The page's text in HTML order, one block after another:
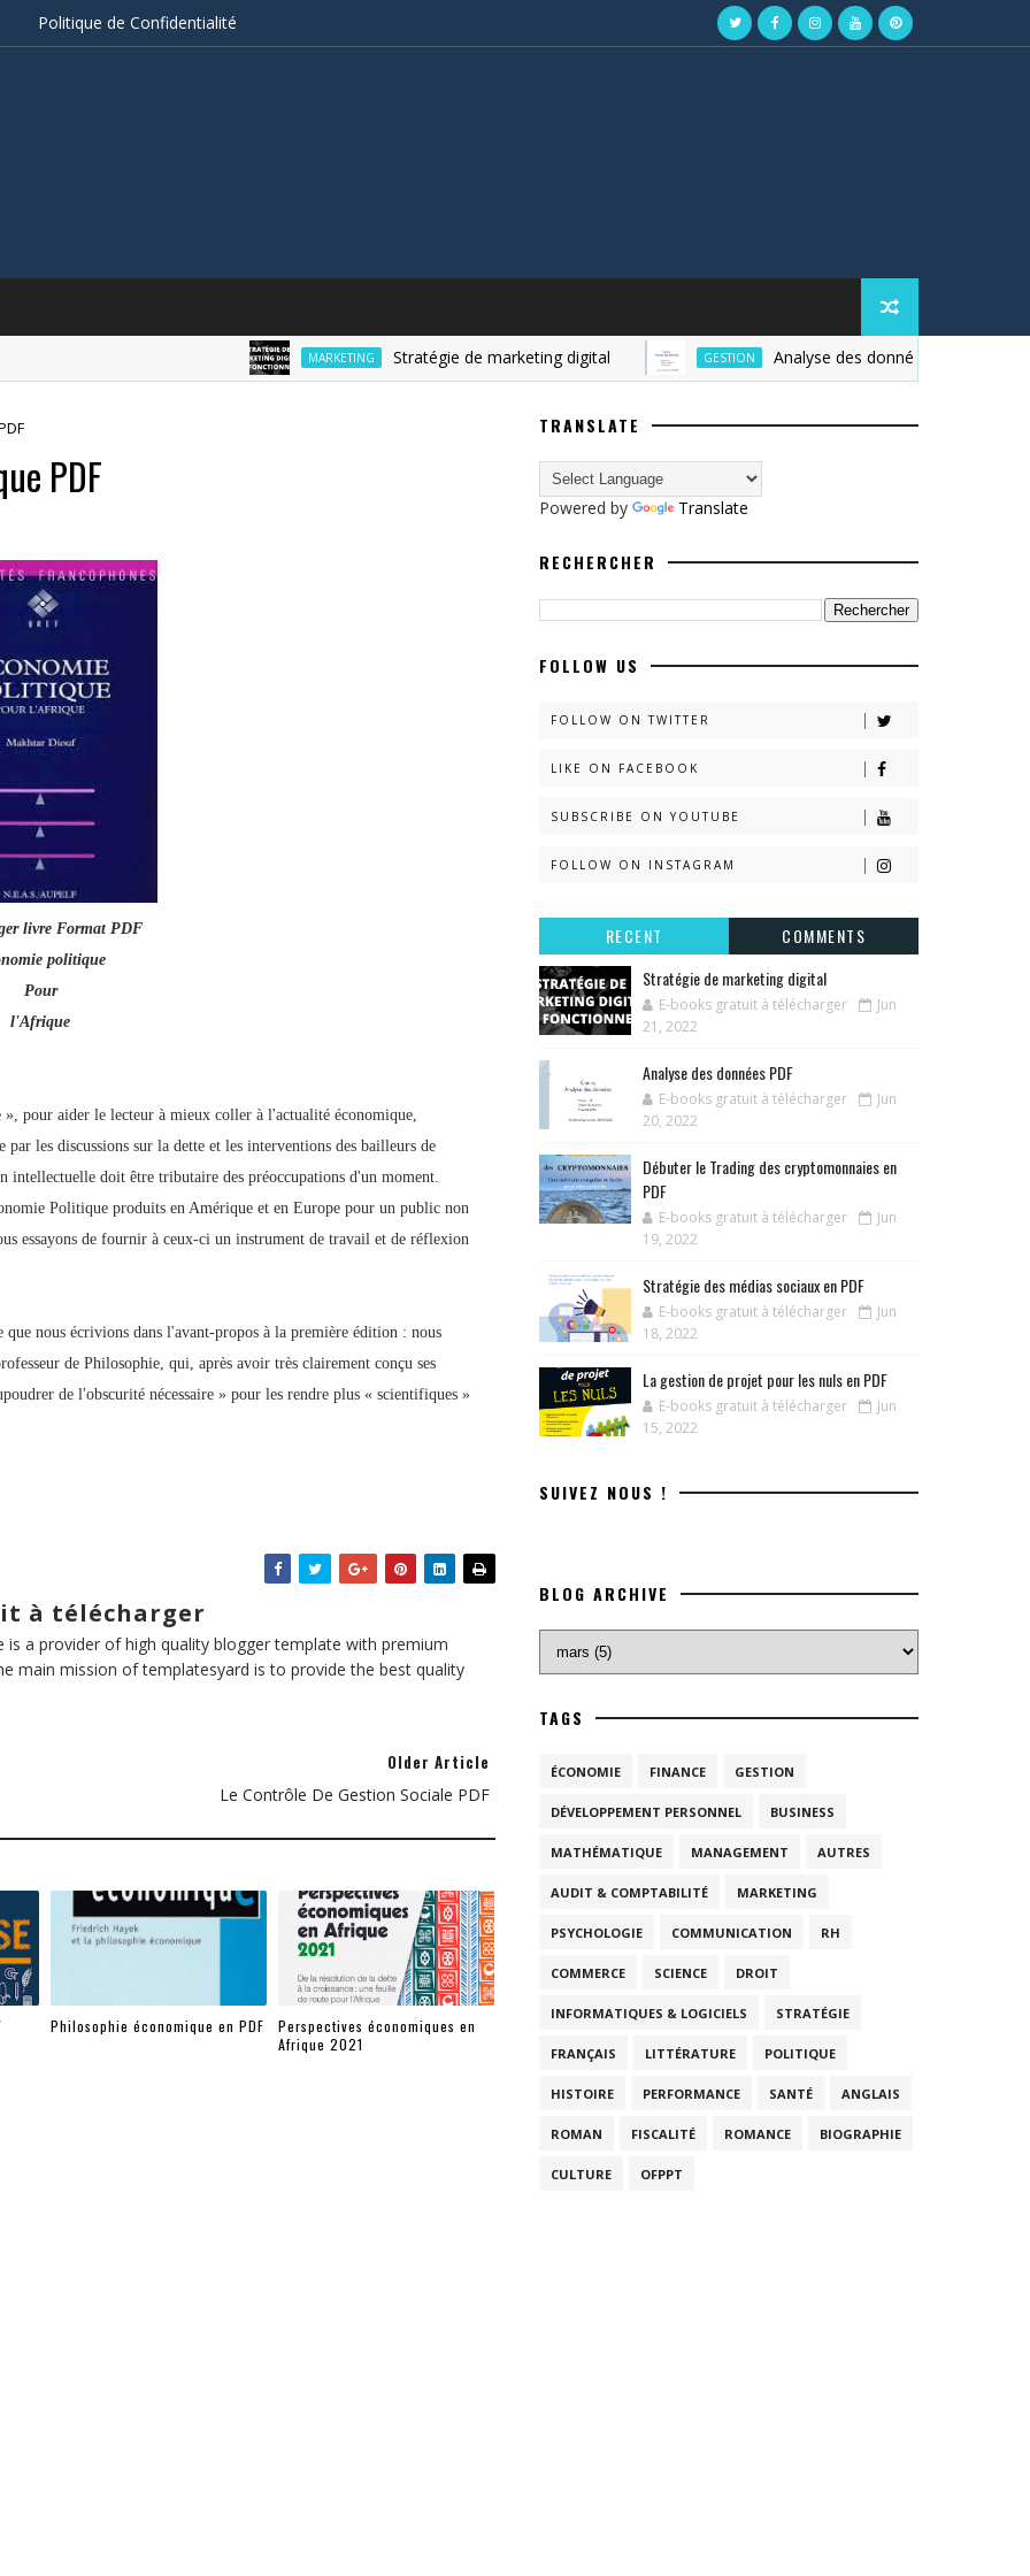
Politique de Confidentialité
MARKETING Stratégie de marketing digital GESTION Analyse des données PDF
PDF
livre Format PDF
politique
Pour
l'Afrique
pour aider le lecteur à mieux coller à l'actualité économique,
les discussions sur la dette et les interventions des bailleurs de
intellectuelle doit être tributaire des préoccupations d'un moment.
Politique produits en Amérique et en Europe pour un public non
essayons de fournir à ceux-ci un instrument de travail et de réflexion
nous écrivions dans l'avant-propos à la première édition : nous
de Philosophie, qui, après avoir très clairement conçu ses
de l'obscurité nécessaire » pour les rendre plus « scientifiques »
à télécharger
a provider of high quality blogger template with premium
main mission of templatesyard is to provide the best quality
Older Article
Le Contrôle De Gestion Sociale PDF
Philosophie économique en PDF
Perspectives économiques en
Afrique 2021
TRANSLATE
Powered by Translate
RECHERCHER
FOLLOW US
FOLLOW ON TWITTER
LIKE ON FACEBOOK
SUBSCRIBE ON YOUTUBE
FOLLOW ON INSTAGRAM
RECENT
COMMENTS
Stratégie de marketing digital
E-books gratuit à télécharger
Jun
21, 2022
Analyse des données PDF
E-books gratuit à télécharger
Jun
20, 2022
Débuter le Trading des cryptomonnaies en
PDF
E-books gratuit à télécharger
Jun
19, 2022
Stratégie des médias sociaux en PDF
E-books gratuit à télécharger
Jun
18, 2022
La gestion de projet pour les nuls en PDF
E-books gratuit à télécharger
Jun
15, 2022
SUIVEZ NOUS !
BLOG ARCHIVE
TAGS
ÉCONOMIE FINANCE GESTION
DÉVELOPPEMENT PERSONNEL BUSINESS
MATHÉMATIQUE MANAGEMENT AUTRES
AUDIT & COMPTABILITÉ MARKETING
PSYCHOLOGIE COMMUNICATION RH
COMMERCE SCIENCE DROIT
INFORMATIQUES & LOGICIELS STRATÉGIE
FRANÇAIS LITTÉRATURE POLITIQUE
HISTOIRE PERFORMANCE SANTÉ ANGLAIS
ROMAN FISCALITÉ ROMANCE BIOGRAPHIE
CULTURE OFPPT